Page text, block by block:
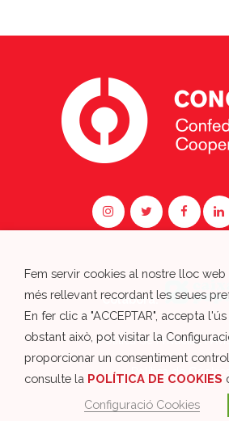
Colabora:
Política de Privacitat i
Política de Cookies
Fem servir cookies al nostre lloc
més rellevant recordant les seues
En fer clic a "ACCEPTAR", accepta
obstant això, pot visitar la
proporcionar un consentiment
consulte la POLÍTICA DE COOKIES
Configuració Cookies